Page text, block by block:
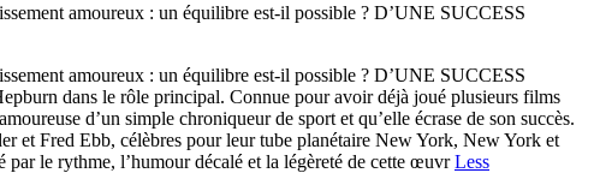
amoureux : un équilibre est-il possible ? D’UNE SUCCESS
amoureux : un équilibre est-il possible ? D’UNE SUCCESS
dans le rôle principal. Connue pour avoir déjà joué plusieurs films
d’un simple chroniqueur de sport et qu’elle écrase de son succès.
et Fred Ebb, célèbres pour leur tube planétaire New York, New York et
le rythme, l’humour décalé et la légèreté de cette œuvrLess